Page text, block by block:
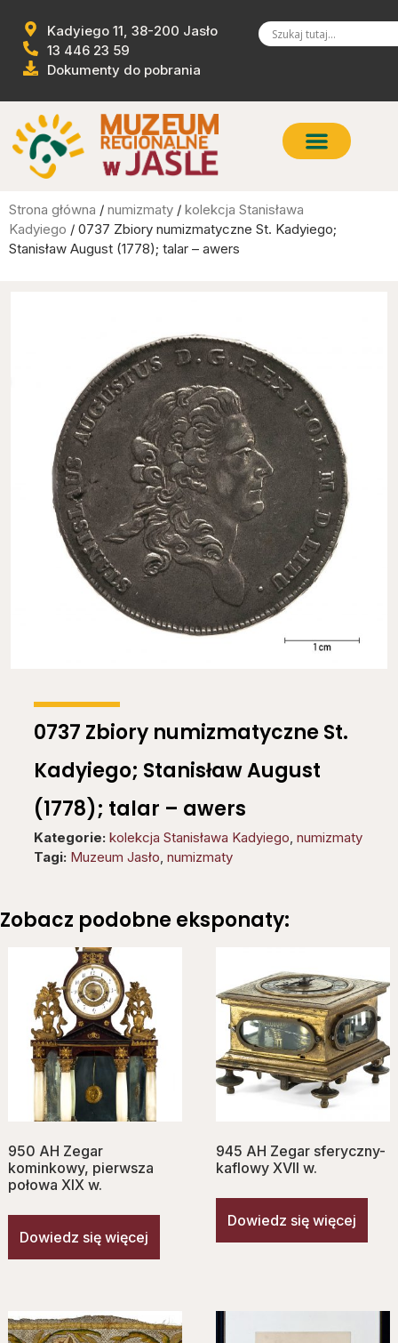
Kadyiego 11, 38-200 Jasło
13 446 23 59
Dokumenty do pobrania
Strona główna / numizmaty / kolekcja Stanisława
Kadyiego / 0737 Zbiory numizmatyczne St. Kadyiego;
Stanisław August (1778); talar – awers
0737 Zbiory numizmatyczne St.
Kadyiego; Stanisław August
(1778); talar – awers
Kategorie: kolekcja Stanisława Kadyiego, numizmaty
Tagi: Muzeum Jasło, numizmaty
Zobacz podobne eksponaty:
950 AH Zegar
kominkowy, pierwsza
połowa XIX w.
Dowiedz się więcej
945 AH Zegar sferyczny-
kaflowy XVII w.
Dowiedz się więcej